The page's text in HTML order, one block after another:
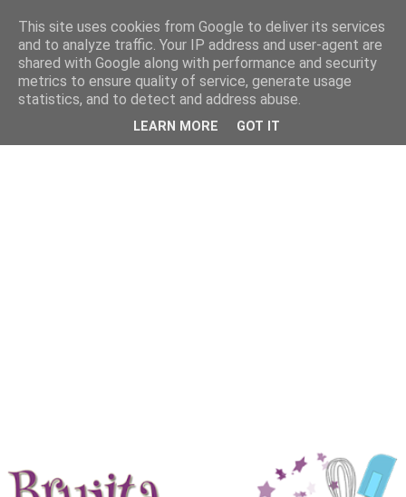
This site uses cookies from Google to deliver its services
and to analyze traffic. Your IP address and user-agent are
shared with Google along with performance and security
metrics to ensure quality of service, generate usage
statistics, and to detect and address abuse.
LEARN MORE GOT IT